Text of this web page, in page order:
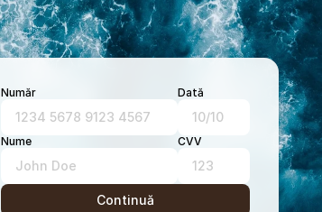
Număr
1234 5678 9123 4567
Dată
10/10
Nume
John Doe
CVV
123
Continuă